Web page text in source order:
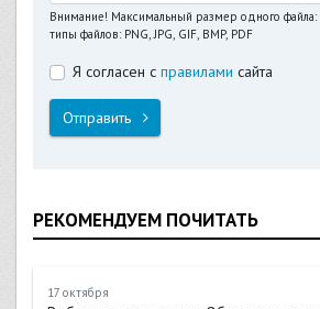
Внимание! Максимальный размер одного файла:
типы файлов: PNG, JPG, GIF, BMP, PDF
Я согласен с правилами сайта
Отправить
РЕКОМЕНДУЕМ ПОЧИТАТЬ
17 октября